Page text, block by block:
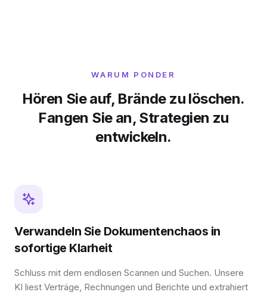
WARUM PONDER
Hören Sie auf, Brände zu löschen.
Fangen Sie an, Strategien zu
entwickeln.
Verwandeln Sie Dokumentenchaos in
sofortige Klarheit
Schluss mit dem endlosen Scannen und Suchen. Unsere
KI liest Verträge, Rechnungen und Berichte und extrahiert